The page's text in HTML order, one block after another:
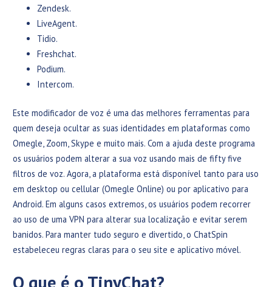
Zendesk.
LiveAgent.
Tidio.
Freshchat.
Podium.
Intercom.
Este modificador de voz é uma das melhores ferramentas para
quem deseja ocultar as suas identidades em plataformas como
Omegle, Zoom, Skype e muito mais. Com a ajuda deste programa
os usuários podem alterar a sua voz usando mais de fifty five
filtros de voz. Agora, a plataforma está disponível tanto para uso
em desktop ou cellular (Omegle Online) ou por aplicativo para
Android. Em alguns casos extremos, os usuários podem recorrer
ao uso de uma VPN para alterar sua localização e evitar serem
banidos. Para manter tudo seguro e divertido, o ChatSpin
estabeleceu regras claras para o seu site e aplicativo móvel.
O que é o TinyChat?